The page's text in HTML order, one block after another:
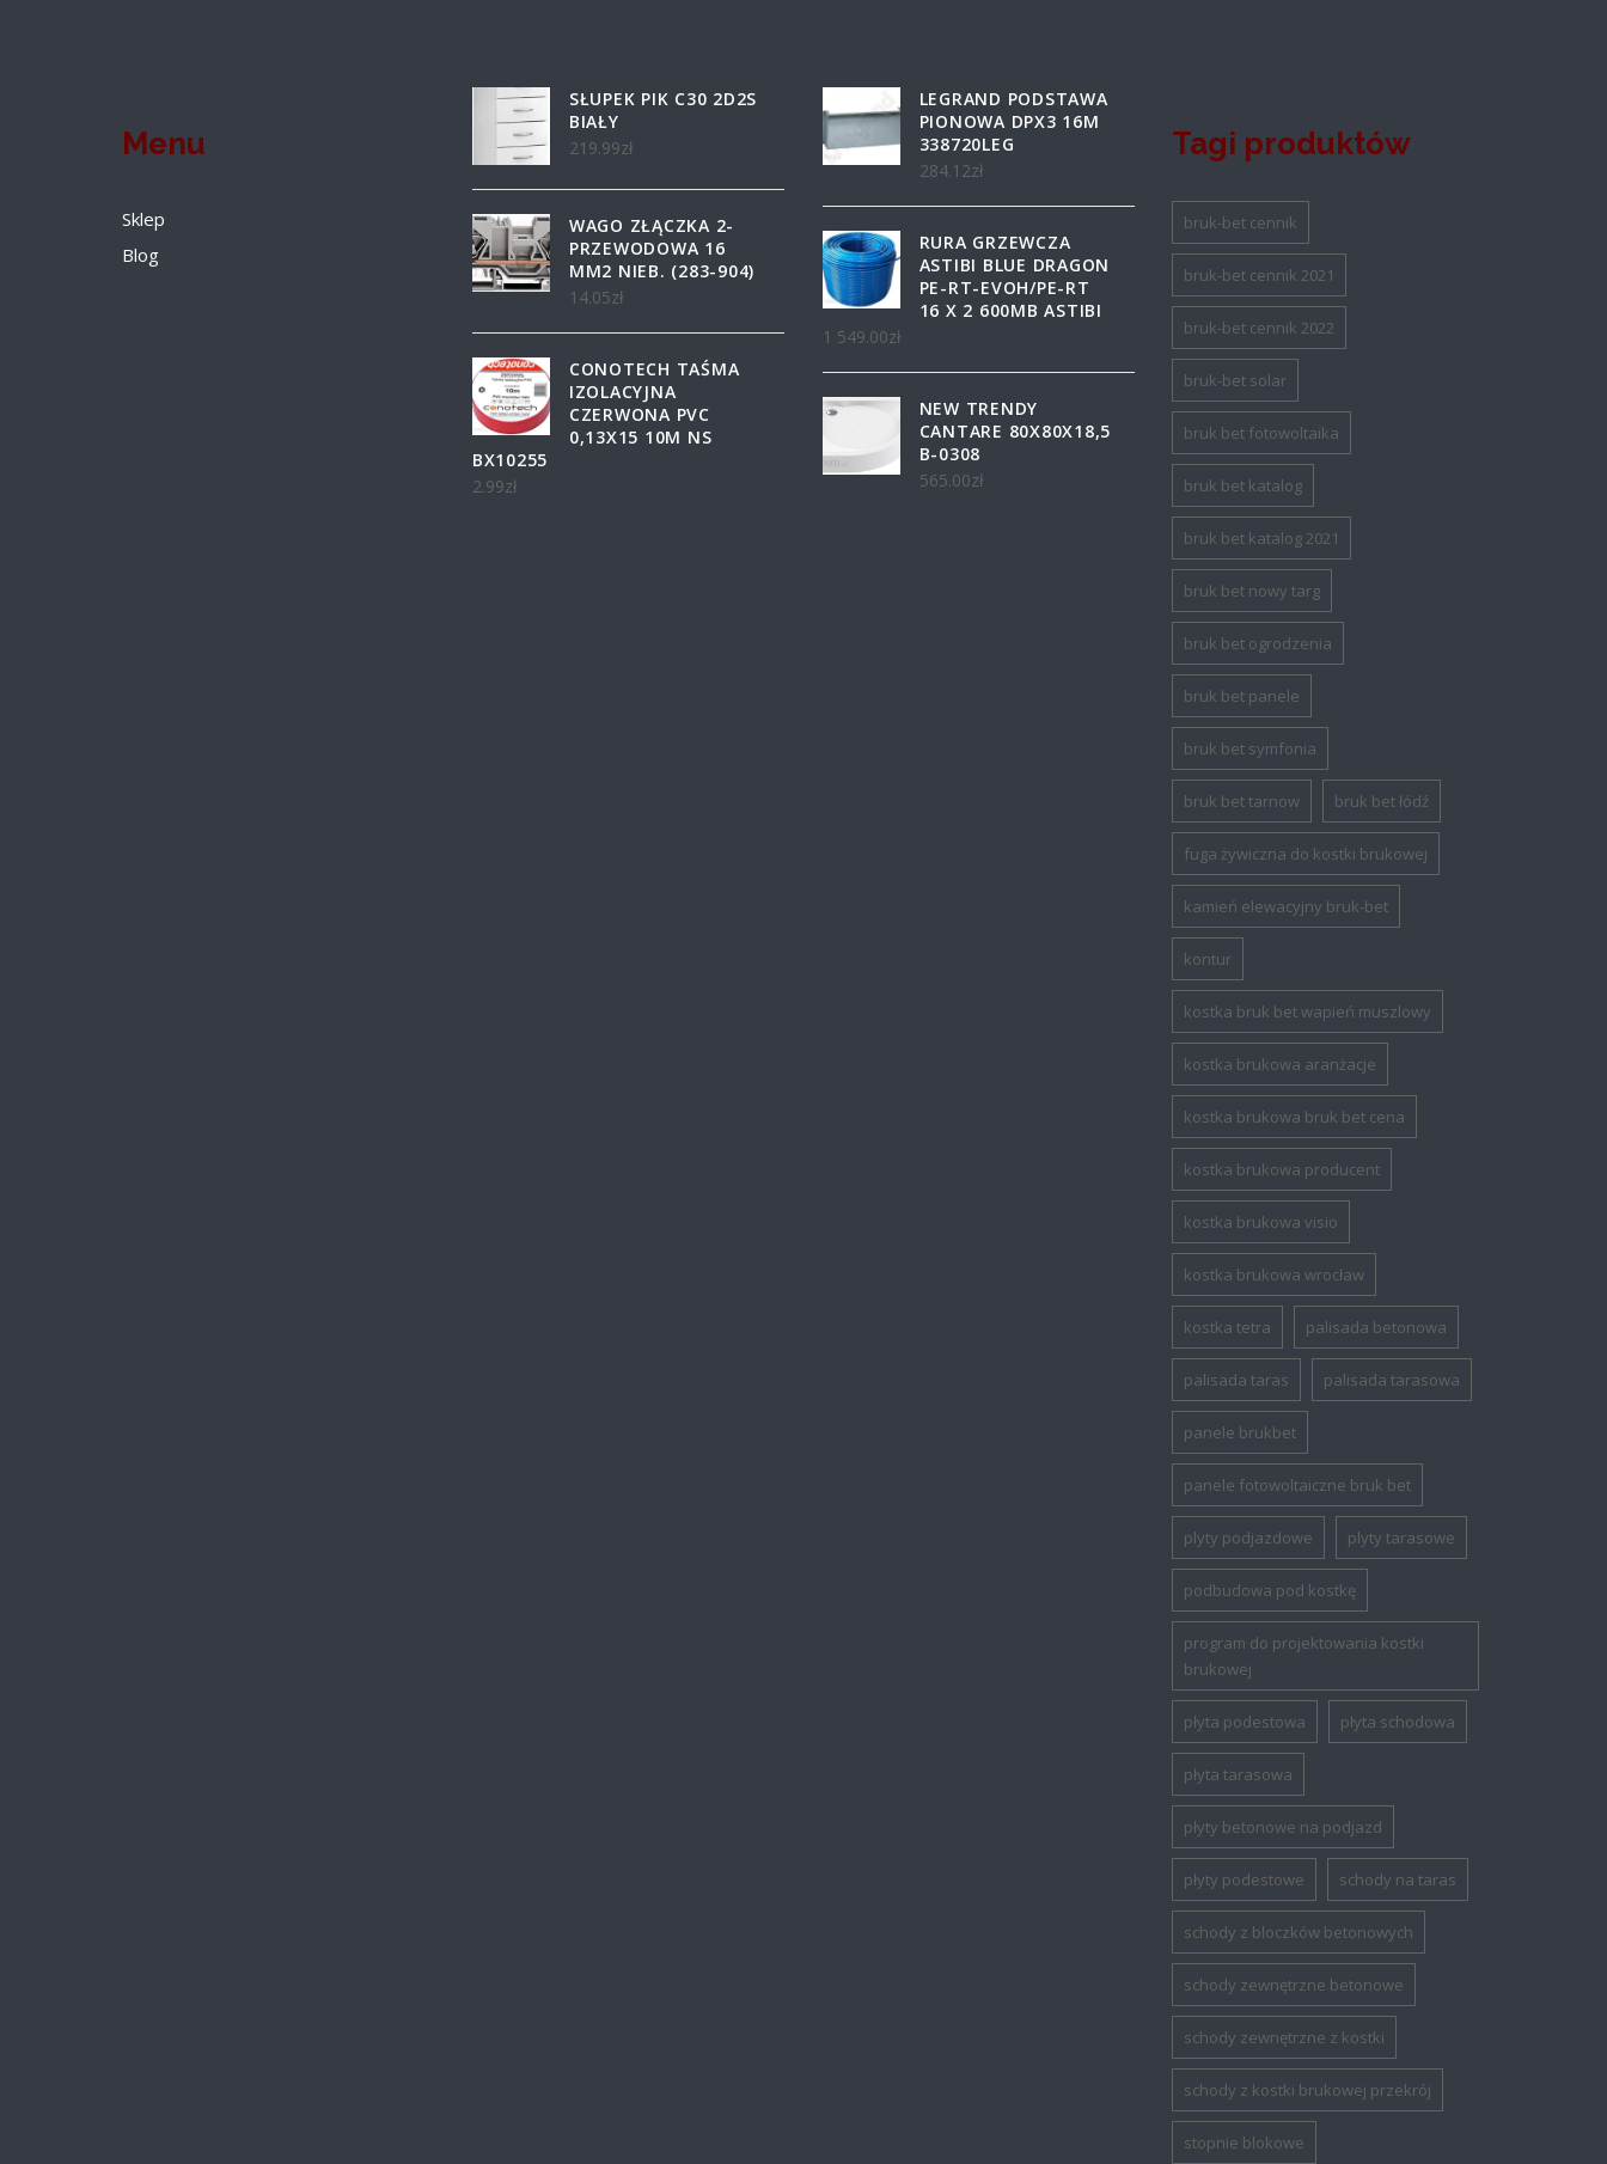
Menu
Sklep
Blog
SŁUPEK PIK C30 2D2S
BIAŁY
219.99zł
WAGO ZŁĄCZKA 2-
PRZEWODOWA 16
MM2 NIEB. (283-904)
14.05zł
CONOTECH TAŚMA
IZOLACYJNA
CZERWONA PVC
0,13X15 10M NS
BX10255
2.99zł
LEGRAND PODSTAWA
PIONOWA DPX3 16M
338720LEG
284.12zł
RURA GRZEWCZA
ASTIBI BLUE DRAGON
PE-RT-EVOH/PE-RT
16 X 2 600MB ASTIBI
1 549.00zł
NEW TRENDY
CANTARE 80X80X18,5
B-0308
565.00zł
Tagi produktów
bruk-bet cennik
bruk-bet cennik 2021
bruk-bet cennik 2022
bruk-bet solar
bruk bet fotowoltaika
bruk bet katalog
bruk bet katalog 2021
bruk bet nowy targ
bruk bet ogrodzenia
bruk bet panele
bruk bet symfonia
bruk bet tarnow bruk bet łódź
fuga żywiczna do kostki brukowej
kamień elewacyjny bruk-bet
kontur
kostka bruk bet wapień muszlowy
kostka brukowa aranżacje
kostka brukowa bruk bet cena
kostka brukowa producent
kostka brukowa visio
kostka brukowa wrocław
kostka tetra palisada betonowa
palisada taras palisada tarasowa
panele brukbet
panele fotowoltaiczne bruk bet
plyty podjazdowe plyty tarasowe
podbudowa pod kostkę
program do projektowania kostki
brukowej
płyta podestowa płyta schodowa
płyta tarasowa
płyty betonowe na podjazd
płyty podestowe schody na taras
schody z bloczków betonowych
schody zewnętrzne betonowe
schody zewnętrzne z kostki
schody z kostki brukowej przekrój
stopnie blokowe